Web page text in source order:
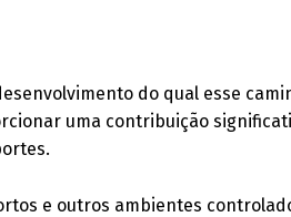
do qual esse
uma contribuição
e outros ambientes